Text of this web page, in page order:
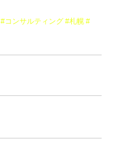
#コンサルティング #札幌 #